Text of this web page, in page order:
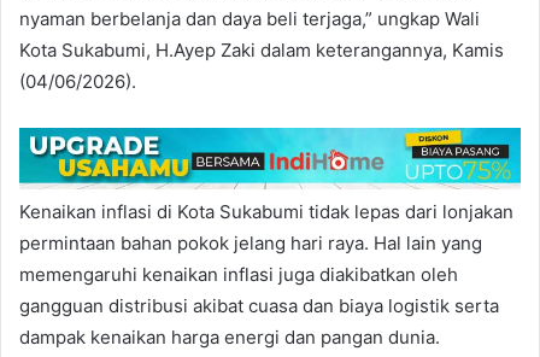
nyaman berbelanja dan daya beli terjaga,” ungkap Wali
Kota Sukabumi, H.Ayep Zaki dalam keterangannya, Kamis
(04/06/2026).
Kenaikan inflasi di Kota Sukabumi tidak lepas dari lonjakan
permintaan bahan pokok jelang hari raya. Hal lain yang
memengaruhi kenaikan inflasi juga diakibatkan oleh
gangguan distribusi akibat cuasa dan biaya logistik serta
dampak kenaikan harga energi dan pangan dunia.